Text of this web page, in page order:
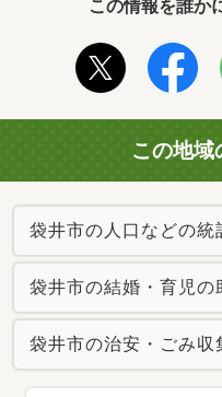
この情報を誰か
この地域
袋井市の人口などの統
袋井市の結婚・育児の
袋井市の治安・ごみ収